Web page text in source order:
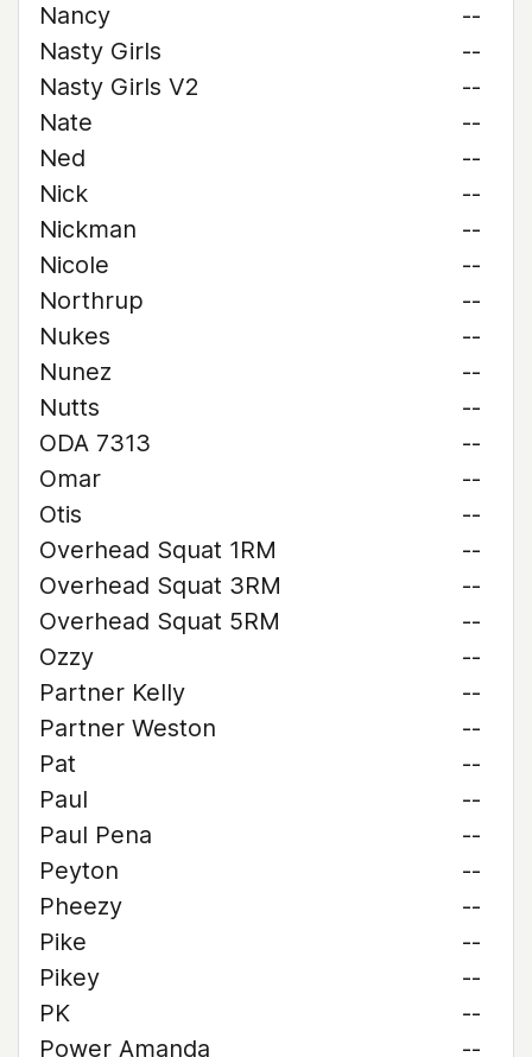
Nancy
--
Nasty Girls
--
Nasty Girls V2
--
Nate
--
Ned
--
Nick
--
Nickman
--
Nicole
--
Northrup
--
Nukes
--
Nunez
--
Nutts
--
ODA 7313
--
Omar
--
Otis
--
Overhead Squat 1RM
--
Overhead Squat 3RM
--
Overhead Squat 5RM
--
Ozzy
--
Partner Kelly
--
Partner Weston
--
Pat
--
Paul
--
Paul Pena
--
Peyton
--
Pheezy
--
Pike
--
Pikey
--
PK
--
Power Amanda
--